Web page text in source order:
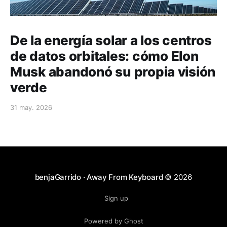
De la energía solar a los centros
de datos orbitales: cómo Elon
Musk abandonó su propia visión
verde
31 may. 2026
benjaGarrido · Away From Keyboard© 2026
Sign up
Powered by Ghost